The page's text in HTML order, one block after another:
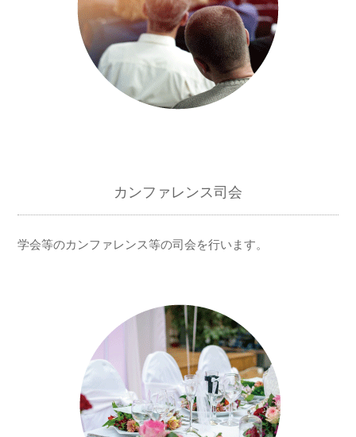
カンファレンス司会
学会等のカンファレンス等の司会を行います。